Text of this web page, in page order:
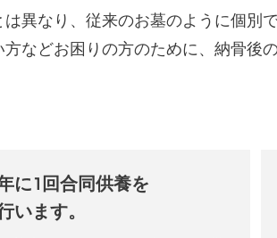
異なり、従来のお墓のように個別
などお困りの方のために、納骨後
に1回合同供養を
います。